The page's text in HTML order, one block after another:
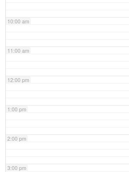
10:00 am
11:00 am
12:00 pm
1:00 pm
2:00 pm
3:00 pm